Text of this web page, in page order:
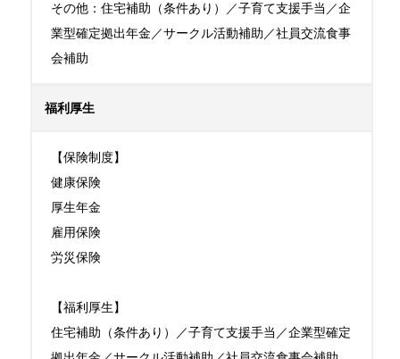
その他：住宅補助（条件あり）／子育て支援手当／企
業型確定拠出年金／サークル活動補助／社員交流食事
会補助
福利厚生
【保険制度】
健康保険
厚生年金
雇用保険
労災保険
【福利厚生】
住宅補助（条件あり）／子育て支援手当／企業型確定